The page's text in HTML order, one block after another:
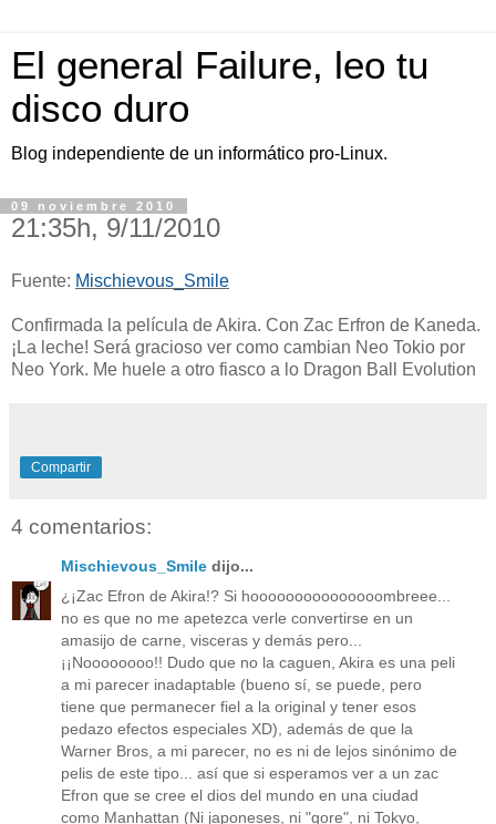
El general Failure, leo tu
disco duro
Blog independiente de un informático pro-Linux.
09 noviembre 2010
21:35h, 9/11/2010
Fuente: Mischievous_Smile
Confirmada la película de Akira. Con Zac Erfron de Kaneda.
¡La leche! Será gracioso ver como cambian Neo Tokio por
Neo York. Me huele a otro fiasco a lo Dragon Ball Evolution
Compartir
4 comentarios:
Mischievous_Smile dijo...
¿¡Zac Efron de Akira!? Si hooooooooooooooombreee...
no es que no me apetezca verle convertirse en un
amasijo de carne, visceras y demás pero...
¡¡Noooooooo!! Dudo que no la caguen, Akira es una peli
a mi parecer inadaptable (bueno sí, se puede, pero
tiene que permanecer fiel a la original y tener esos
pedazo efectos especiales XD), además de que la
Warner Bros, a mi parecer, no es ni de lejos sinónimo de
pelis de este tipo... así que si esperamos ver a un zac
Efron que se cree el dios del mundo en una ciudad
como Manhattan (Ni japoneses, ni "gore", ni Tokyo,